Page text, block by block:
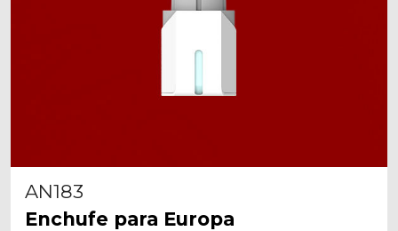
AN183
Enchufe para Europa